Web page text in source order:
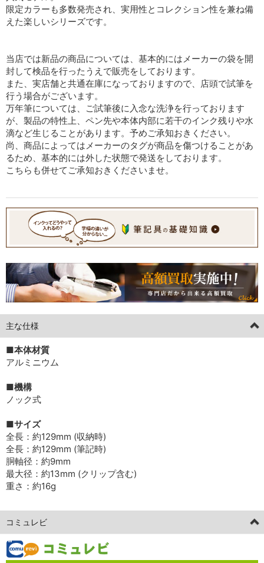
限定カラーも多数発売され、実用性とコレクション性を兼ね備
えた楽しいシリーズです。
当店では新品の商品については、基本的にはメーカーの袋を開
封して検品を行ったうえで販売をしております。
また、実店舗と共通在庫になっておりますので、店頭で試筆を
行う場合がございます。
万年筆については、ご試筆後に入念な洗浄を行っております
が、製品の特性上、ペン先や本体内部に若干のインク残りや水
滴など生じることがあります。予めご承知おきください。
尚、商品によってはメーカーのタグが商品を傷つけることがあ
るため、基本的には外した状態で発送をしております。
こちらも併せてご承知おきくださいませ。
主な仕様
■本体材質
アルミニウム
■機構
ノック式
■サイズ
全長：約129mm (収納時)
全長：約129mm (筆記時)
胴軸径：約9mm
最大径：約13mm (クリップ含む)
重さ：約16g
コミュレビ